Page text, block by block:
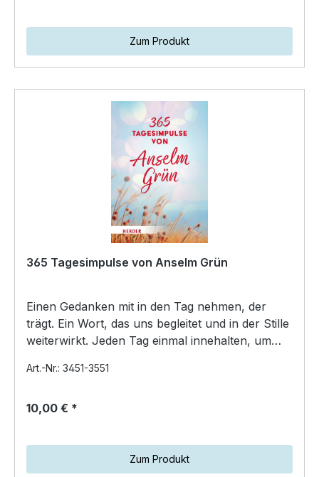
Zum Produkt
365 Tagesimpulse von Anselm Grün
Einen Gedanken mit in den Tag nehmen, der
trägt. Ein Wort, das uns begleitet und in der Stille
weiterwirkt. Jeden Tag einmal innehalten, um
Art.-Nr.: 3451-3551
10,00 € *
Zum Produkt